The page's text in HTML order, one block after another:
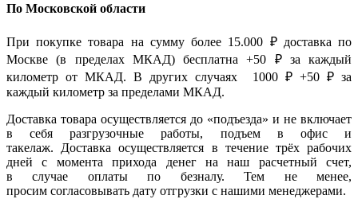
По Московской области
При покупке товара на сумму более 15.000 ₽ доставка по
Москве (в пределах МКАД) бесплатна +50 ₽ за каждый
километр от МКАД. В других случаях 1000 ₽ +50 ₽ за
каждый километр за пределами МКАД.
Доставка товара осуществляется до «подъезда» и не включает
в себя разгрузочные работы, подъем в офис и
такелаж. Доставка осуществляется в течение трёх рабочих
дней с момента прихода денег на наш расчетный счет,
в случае оплаты по безналу. Тем не менее,
просим согласовывать дату отгрузки с нашими менеджерами.